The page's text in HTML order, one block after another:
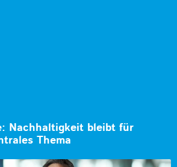
Nachhaltigkeit bleibt für
Thema